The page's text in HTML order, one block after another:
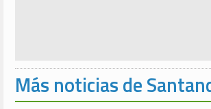
Más noticias de